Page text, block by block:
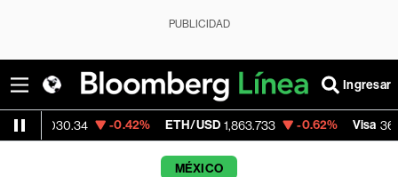
PUBLICIDAD
Ingresar
-0.42% ETH/USD 1,863.733 -0.62% Visa 369.59
MÉXICO